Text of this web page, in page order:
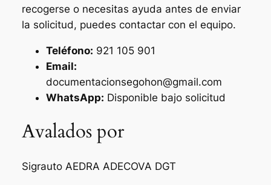
recogerse o necesitas ayuda antes de enviar
la solicitud, puedes contactar con el equipo.
Teléfono: 921 105 901
Email:
documentacionsegohon@gmail.com
WhatsApp: Disponible bajo solicitud
Avalados por
Sigrauto AEDRA ADECOVA DGT